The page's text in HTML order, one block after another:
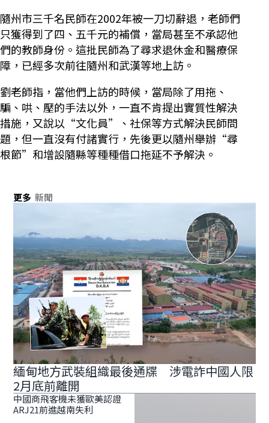
隨州市三千名民師在2002年被一刀切辭退，老師們
只獲得到了四、五千元的補償，當局甚至不承認他
們的教師身份。這批民師為了尋求退休金和醫療保
障，已經多次前往隨州和武漢等地上訪。
劉老師指，當他們上訪的時候，當局除了用拖、
騙、哄、壓的手法以外，一直不肯提出實質性解決
措施，又說以“文化員”、社保等方式解決民師問
題，但一直沒有付諸實行，先後更以隨州舉辦“尋
根節”和增設隨縣等種種借口拖延不予解決。
更多 新聞
緬甸地方武裝組織最後通牒 涉電詐中國人限
2月底前離開
中國商飛客機未獲歐美認證
ARJ21前進越南失利